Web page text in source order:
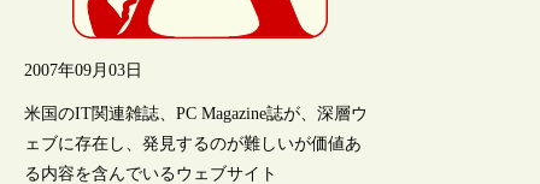
2007年09月03日
米国のIT関連雑誌、PC Magazine誌が、深層ウ
ェブに存在し、発見するのが難しいが価値あ
る内容を含んでいるウェブサイト